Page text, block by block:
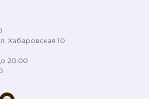
Хабаровская 10
20.00